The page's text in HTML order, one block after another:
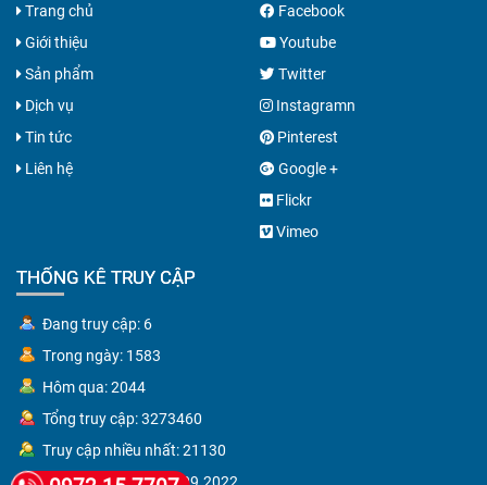
Trang chủ
Giới thiệu
Sản phẩm
Dịch vụ
Tin tức
Liên hệ
Facebook
Youtube
Twitter
Instagramn
Pinterest
Google +
Flickr
Vimeo
THỐNG KÊ TRUY CẬP
Đang truy cập: 6
Trong ngày: 1583
Hôm qua: 2044
Tổng truy cập: 3273460
Truy cập nhiều nhất: 21130
Ngày nhiều nhất: 14.09.2022